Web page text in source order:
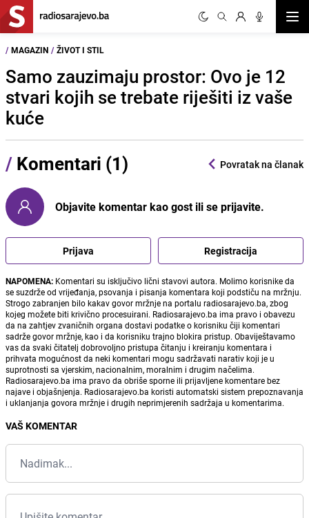
/ MAGAZIN / ŽIVOT I STIL
Samo zauzimaju prostor: Ovo je 12
stvari kojih se trebate riješiti iz vaše
kuće
/ Komentari (1) Povratak na članak
Objavite komentar kao gost ili se prijavite.
Prijava Registracija
NAPOMENA: Komentari su isključivo lični stavovi autora. Molimo korisnike da
se suzdrže od vrijeđanja, psovanja i pisanja komentara koji podstiču na mržnju.
Strogo zabranjen bilo kakav govor mržnje na portalu radiosarajevo.ba, zbog
kojeg možete biti krivično procesuirani. Radiosarajevo.ba ima pravo i obavezu
da na zahtjev zvaničnih organa dostavi podatke o korisniku čiji komentari
sadrže govor mržnje, kao i da korisniku trajno blokira pristup. Obaviještavamo
vas da svaki čitatelj dobrovoljno pristupa čitanju i kreiranju komentara i
prihvata mogućnost da neki komentari mogu sadržavati narativ koji je u
suprotnosti sa vjerskim, nacionalnim, moralnim i drugim načelima.
Radiosarajevo.ba ima pravo da obriše sporne ili prijavljene komentare bez
najave i objašnjenja. Radiosarajevo.ba koristi automatski sistem prepoznavanja
i uklanjanja govora mržnje i drugih neprimjerenih sadržaja u komentarima.
VAŠ KOMENTAR